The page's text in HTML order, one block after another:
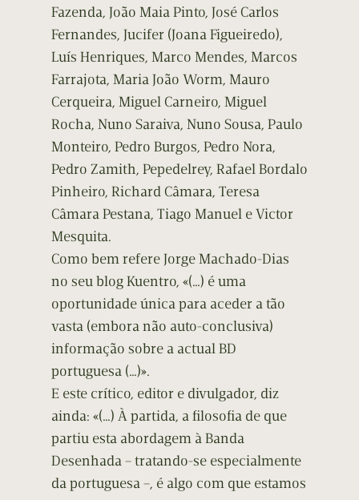
Fazenda, João Maia Pinto, José Carlos
Fernandes, Jucifer (Joana Figueiredo),
Luís Henriques, Marco Mendes, Marcos
Farrajota, Maria João Worm, Mauro
Cerqueira, Miguel Carneiro, Miguel
Rocha, Nuno Saraiva, Nuno Sousa, Paulo
Monteiro, Pedro Burgos, Pedro Nora,
Pedro Zamith, Pepedelrey, Rafael Bordalo
Pinheiro, Richard Câmara, Teresa
Câmara Pestana, Tiago Manuel e Victor
Mesquita.
Como bem refere Jorge Machado-Dias
no seu blog Kuentro, «(…) é uma
oportunidade única para aceder a tão
vasta (embora não auto-conclusiva)
informação sobre a actual BD
portuguesa (…)».
E este crítico, editor e divulgador, diz
ainda: «(…) À partida, a filosofia de que
partiu esta abordagem à Banda
Desenhada – tratando-se especialmente
da portuguesa –, é algo com que estamos